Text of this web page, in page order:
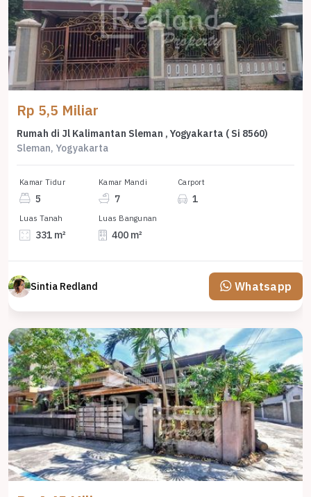
Rp 5,5 Miliar
Rumah di Jl Kalimantan Sleman , Yogyakarta ( Si 8560)
Sleman, Yogyakarta
Kamar Tidur
5
Kamar Mandi
7
Carport
1
Luas Tanah
331 m²
Luas Bangunan
400 m²
Sintia Redland Whatsapp